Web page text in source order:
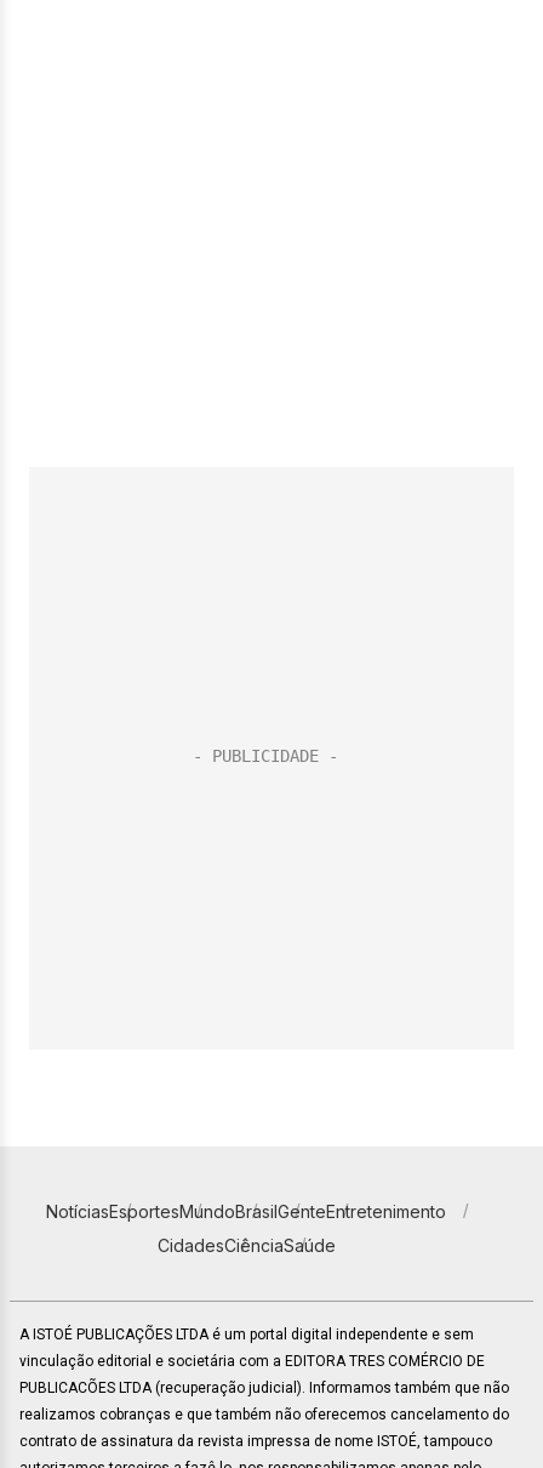
NotíciasEsportesMundoBrasilGenteEntretenimento
CidadesCiênciaSaúde
A ISTOÉ PUBLICAÇÕES LTDA é um portal digital independente e sem
vinculação editorial e societária com a EDITORA TRES COMÉRCIO DE
PUBLICACÕES LTDA (recuperação judicial). Informamos também que não
realizamos cobranças e que também não oferecemos cancelamento do
contrato de assinatura da revista impressa de nome ISTOÉ, tampouco